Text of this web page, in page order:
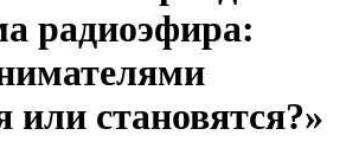
радиоэфира:
или становятся?»